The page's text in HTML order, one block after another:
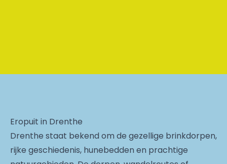
Eropuit in Drenthe
Drenthe staat bekend om de gezellige brinkdorpen,
rijke geschiedenis, hunebedden en prachtige